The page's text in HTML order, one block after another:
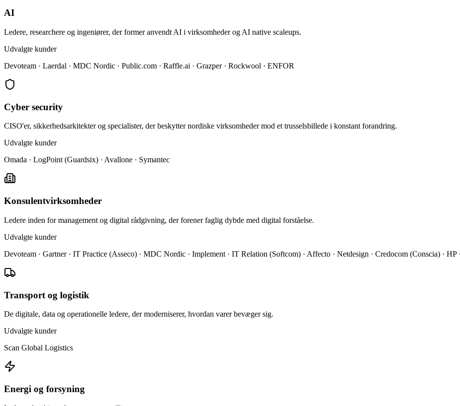
AI
Ledere, researchere og ingeniører, der former anvendt AI i virksomheder og AI native scaleups.
Udvalgte kunder
Devoteam · Laerdal · MDC Nordic · Public.com · Raffle.ai · Grazper · Rockwool · ENFOR
Cyber security
CISO'er, sikkerhedsarkitekter og specialister, der beskytter nordiske virksomheder mod et trusselsbillede i konstant forandring.
Udvalgte kunder
Omada · LogPoint (Guardsix) · Avallone · Symantec
Konsulentvirksomheder
Ledere inden for management og digital rådgivning, der forener faglig dybde med digital forståelse.
Udvalgte kunder
Devoteam · Gartner · IT Practice (Asseco) · MDC Nordic · Implement · IT Relation (Softcom) · Affecto · Netdesign · Credocom (Conscia) · HP
Transport og logistik
De digitale, data og operationelle ledere, der moderniserer, hvordan varer bevæger sig.
Udvalgte kunder
Scan Global Logistics
Energi og forsyning